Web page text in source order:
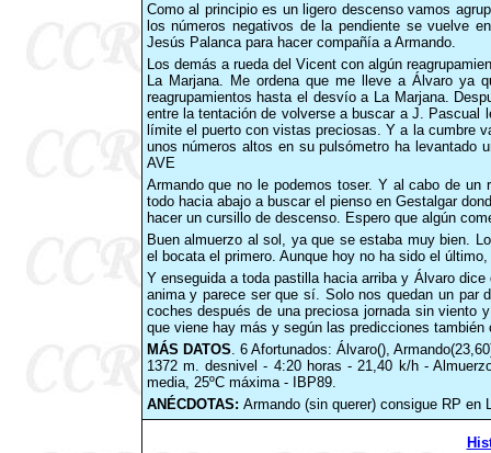
Como al principio es un ligero descenso vamos
los números negativos de la pendiente se vuelve
Jesús Palanca para hacer compañía a Armando.
Los demás a rueda del Vicent con algún
La Marjana. Me ordena que me lleve a Álvaro
reagrupamientos hasta el desvío a La Marjana.
entre la tentación de volverse a buscar a J. Pascual
límite el puerto con vistas preciosas. Y a la cumbre
unos números altos en su pulsómetro ha
AVE
Armando que no le podemos toser. Y al cabo de
todo hacia abajo a buscar el pienso en Gestalgar
hacer un cursillo de descenso. Espero que algún
Buen almuerzo al sol, ya que se estaba muy bien.
el bocata el primero. Aunque hoy no ha sido el
Y enseguida a toda pastilla hacia arriba y Álvaro
anima y parece ser que sí. Solo nos quedan un par
coches después de una preciosa jornada sin viento
que viene hay más y según las predicciones
MÁS DATOS. 6 Afortunados: Álvaro(),
1372 m. desnivel - 4:20 horas - 21,40 k/h -
media, 25ºC máxima - IBP89.
ANÉCDOTAS: Armando (sin querer) consigue RP en